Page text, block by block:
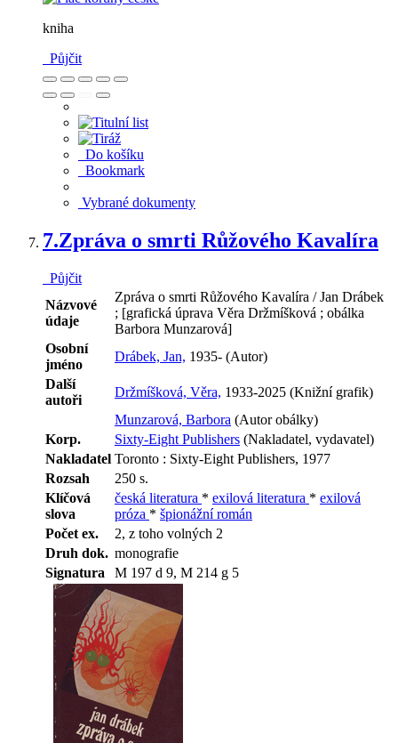
kniha
Půjčit
Do košíku
Bookmark
Vybrané dokumenty
7.Zpráva o smrti Růžového Kavalíra
Půjčit
Názvové
údaje
Zpráva o smrti Růžového Kavalíra / Jan Drábek
; [grafická úprava Věra Držmíšková ; obálka
Barbora Munzarová]
Osobní
jméno
Drábek, Jan, 1935- (Autor)
Další
autoři
Držmíšková, Věra, 1933-2025 (Knižní grafik)
Munzarová, Barbora (Autor obálky)
Korp.
Sixty-Eight Publishers (Nakladatel, vydavatel)
Nakladatel Toronto : Sixty-Eight Publishers, 1977
Rozsah
250 s.
Klíčová
slova
česká literatura * exilová literatura * exilová
próza * špionážní román
Počet ex.
2, z toho volných 2
Druh dok. monografie
Signatura
M 197 d 9, M 214 g 5